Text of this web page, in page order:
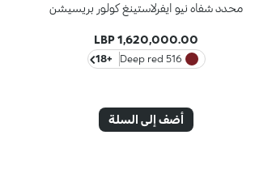
محدد شفاه نيو ايفرلاستينغ كولور بريسيشن
1,620,000.00 LBP
516 Deep red
+18
أضف إلى السلة